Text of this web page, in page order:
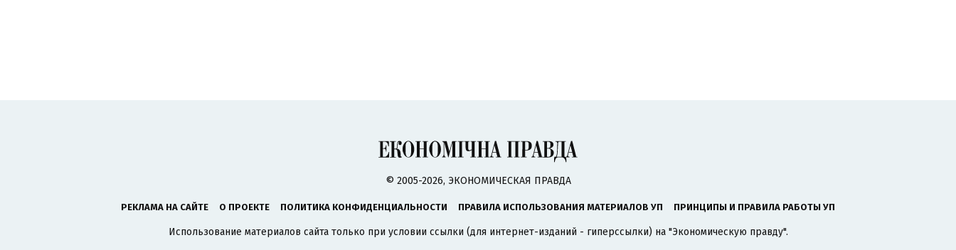
© 2005-2026, ЭКОНОМИЧЕСКАЯ ПРАВДА
РЕКЛАМА НА САЙТЕ О ПРОЕКТЕ ПОЛИТИКА КОНФИДЕНЦИАЛЬНОСТИ ПРАВИЛА ИСПОЛЬЗОВАНИЯ МАТЕРИАЛОВ УП ПРИНЦИПЫ И ПРАВИЛА РАБОТЫ УП
Использование материалов сайта только при условии ссылки (для интернет-изданий - гиперссылки) на "Экономическую правду".